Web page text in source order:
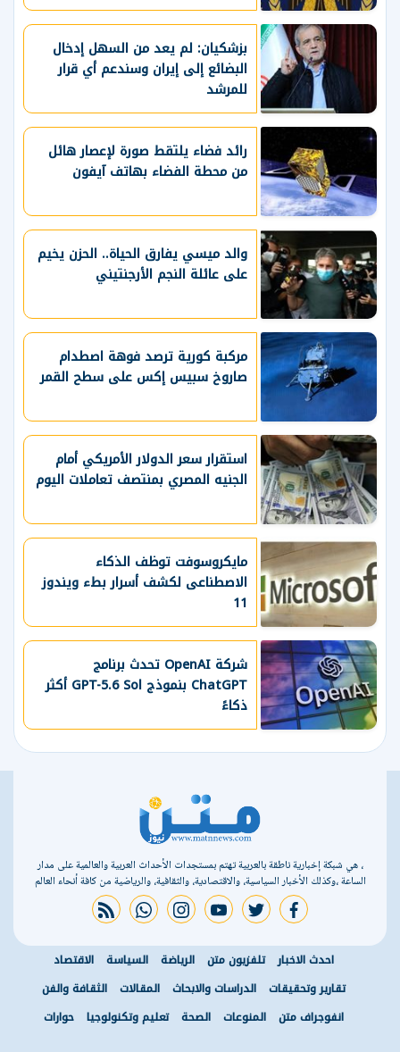
بزشكيان: لم يعد من السهل إدخال
البضائع إلى إيران وسندعم أي قرار
للمرشد
رائد فضاء يلتقط صورة لإعصار هائل
من محطة الفضاء بهاتف آيفون
والد ميسي يفارق الحياة.. الحزن يخيم
على عائلة النجم الأرجنتيني
مركبة كورية ترصد فوهة اصطدام
صاروخ سبيس إكس على سطح القمر
استقرار سعر الدولار الأمريكي أمام
الجنيه المصري بمنتصف تعاملات اليوم
مايكروسوفت توظف الذكاء
الاصطناعى لكشف أسرار بطء ويندوز
11
شركة OpenAI تحدث برنامج
ChatGPT بنموذج GPT-5.6 Sol أكثر
ذكاءً
، هي شبكة إخبارية ناطقة بالعربية تهتم بمستجدات الأحداث العربية والعالمية على مدار
الساعة ،وكذلك الأخبار السياسية، والاقتصادية، والثقافية، والرياضية من كافة أنحاء العالم
facebook
twitter
youtube
instagram
whatsapp
rss feed
احدث الاخبار تلفزيون متن الرياضة السياسة
الاقتصاد
تقارير وتحقيقات
الدراسات والابحاث المقالات
الثقافة والفن
انفوجراف متن
المنوعات الصحة تعليم وتكنولوجيا حوارات